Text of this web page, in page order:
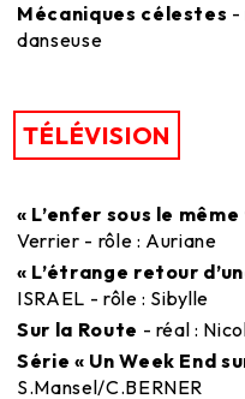
Mécaniques célestes -
danseuse
TÉLÉVISION
« L’enfer sous le
Verrier - rôle : Auriane
« L’étrange retour
ISRAEL - rôle : Sibylle
Sur la Route - réal :
Série « Un Week End
S.Mansel/C.BERNER